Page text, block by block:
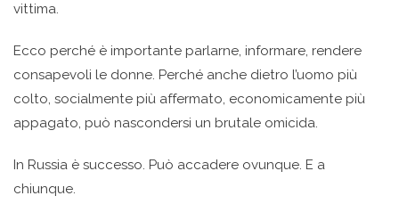
vittima.
Ecco perché è importante parlarne, informare, rendere
consapevoli le donne. Perché anche dietro l’uomo più
colto, socialmente più affermato, economicamente più
appagato, può nascondersi un brutale omicida.
In Russia è successo. Può accadere ovunque. E a
chiunque.